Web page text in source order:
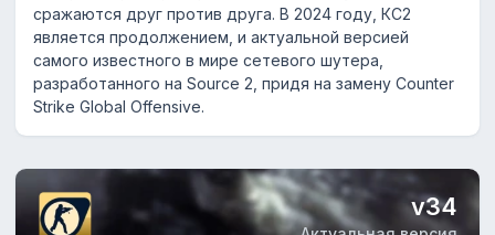
сражаются друг против друга. В 2024 году, КС2
является продолжением, и актуальной версией
самого известного в мире сетевого шутера,
разработанного на Source 2, придя на замену Counter
Strike Global Offensive.
v34